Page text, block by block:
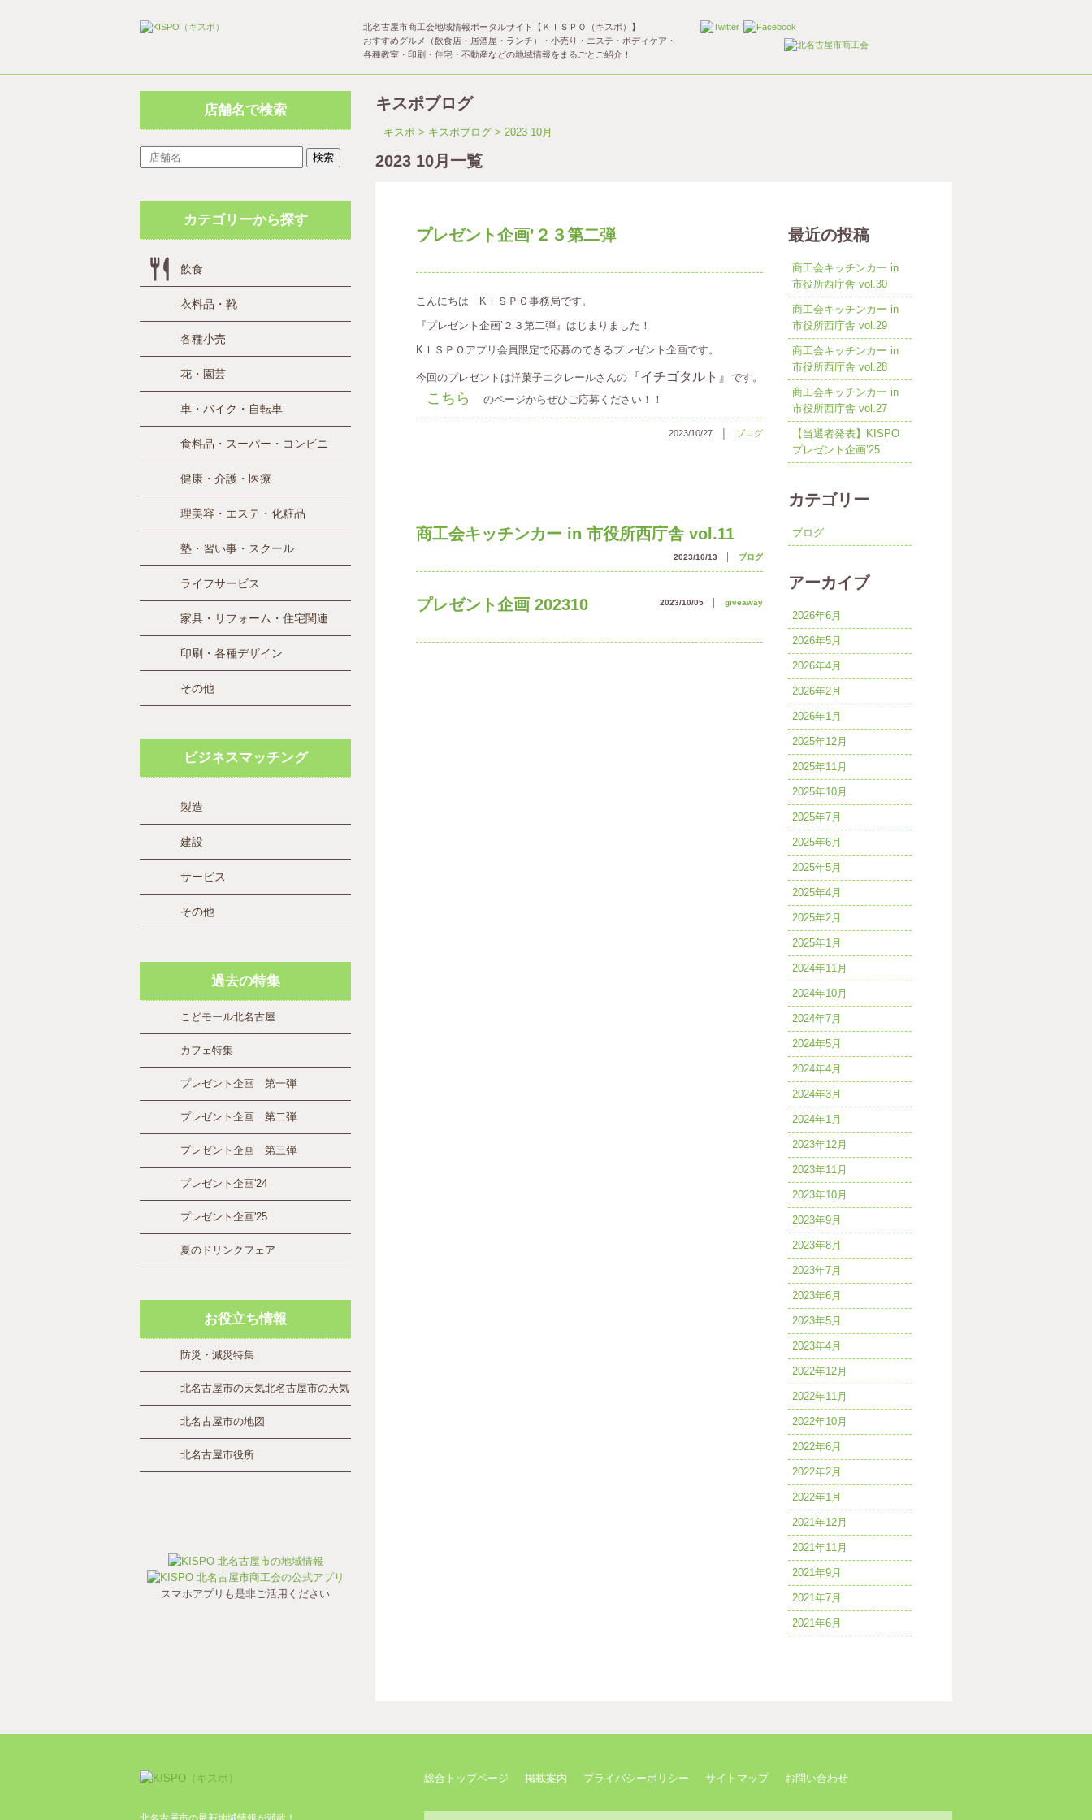
北名古屋市商工会地域情報ポータルサイト【ＫＩＳＰＯ（キスポ）】
おすすめグルメ（飲食店・居酒屋・ランチ）・小売り・エステ・ボディケア・
各種教室・印刷・住宅・不動産などの地域情報をまるごとご紹介！
キスポブログ
キスポ > キスポブログ > 2023 10月
2023 10月一覧
プレゼント企画’２３第二弾
こんにちは KＩＳＰＯ事務局です。
『プレゼント企画’２３第二弾』はじまりました！
KＩＳＰＯアプリ会員限定で応募のできるプレゼント企画です。
今回のプレゼントは洋菓子エクレールさんの 『イチゴタルト』 です。
こちら のページからぜひご応募ください！！
2023/10/27 │ ブログ
商工会キッチンカー in 市役所西庁舎 vol.11
2023/10/13 │ ブログ
プレゼント企画 202310 2023/10/05 │ giveaway
最近の投稿
商工会キッチンカー in
市役所西庁舎 vol.30
商工会キッチンカー in
市役所西庁舎 vol.29
商工会キッチンカー in
市役所西庁舎 vol.28
商工会キッチンカー in
市役所西庁舎 vol.27
【当選者発表】KISPO
プレゼント企画’25
カテゴリー
ブログ
アーカイブ
2026年6月
2026年5月
2026年4月
2026年2月
2026年1月
2025年12月
2025年11月
2025年10月
2025年7月
2025年6月
2025年5月
2025年4月
2025年2月
2025年1月
2024年11月
2024年10月
2024年7月
2024年5月
2024年4月
2024年3月
2024年1月
2023年12月
2023年11月
2023年10月
2023年9月
2023年8月
2023年7月
2023年6月
2023年5月
2023年4月
2022年12月
2022年11月
2022年10月
2022年6月
2022年2月
2022年1月
2021年12月
2021年11月
2021年9月
2021年7月
2021年6月
店舗名で検索
検索
カテゴリーから探す
飲食
衣料品・靴
各種小売
花・園芸
車・バイク・自転車
食料品・スーパー・コンビニ
健康・介護・医療
理美容・エステ・化粧品
塾・習い事・スクール
ライフサービス
家具・リフォーム・住宅関連
印刷・各種デザイン
その他
ビジネスマッチング
製造
建設
サービス
その他
過去の特集
こどモール北名古屋
カフェ特集
プレゼント企画 第一弾
プレゼント企画 第二弾
プレゼント企画 第三弾
プレゼント企画'24
プレゼント企画'25
夏のドリンクフェア
お役立ち情報
防災・減災特集
北名古屋市の天気北名古屋市の天気
北名古屋市の地図
北名古屋市役所
スマホアプリも是非ご活用ください
総合トップページ 掲載案内 プライバシーポリシー サイトマップ お問い合わせ